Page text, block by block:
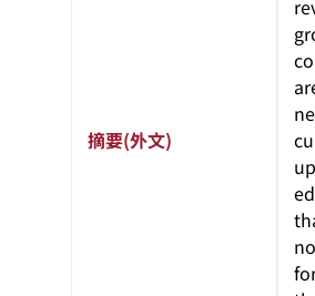
摘要(外文)